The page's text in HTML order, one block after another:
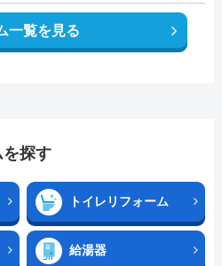
一覧を見る
を探す
トイレリフォーム
給湯器